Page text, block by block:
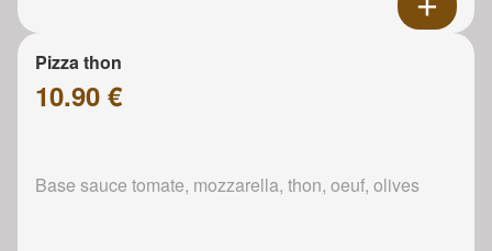
Pizza thon
10.90 €
Base sauce tomate, mozzarella, thon, oeuf, olives